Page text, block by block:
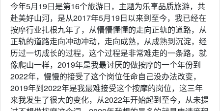
今年5月19日是第16个旅游日，主题为乐享品质旅游，共
赴美好山河，是从2017年5月19日以来到至今，我已经在
按摩行业扎根九年了，从懵懵懂懂的走向正轨的道路，从
正轨的道路走向冲动冲动，走向成熟，从成熟到沉淀，经
历过一切成长的过程，这个过程是非常难走的一条路，就
像爬山一样，2019年是我最讨厌的做按摩的一个年份到
2022年，慢慢的接受了这个岗位任命自己没办法改变，
2019年到2022年是我最难接受这个按摩的岗位，这三年
来我发生了很大的变化，从2022年开始起到至今，从未提